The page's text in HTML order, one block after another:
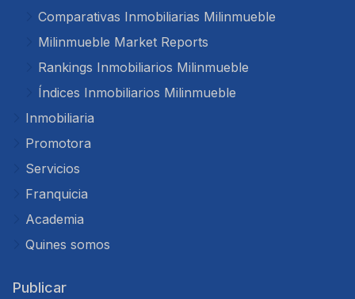
Comparativas Inmobiliarias Milinmueble
Milinmueble Market Reports
Rankings Inmobiliarios Milinmueble
Índices Inmobiliarios Milinmueble
Inmobiliaria
Promotora
Servicios
Franquicia
Academia
Quines somos
Publicar